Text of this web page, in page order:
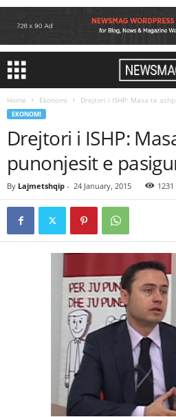
Home Ekonomi Drejtori i ISHP: Masa te
EKONOMI
Drejtori i ISHP:
punonjesit e
By Lajmetshqip - 24 January, 2015 1231